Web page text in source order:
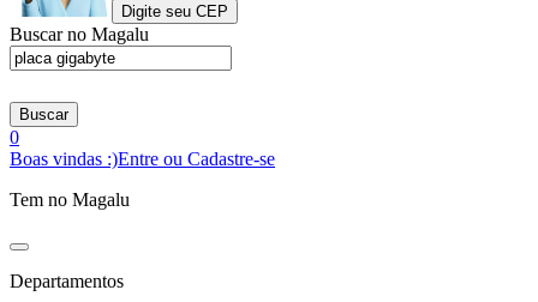
Digite seu CEP
Buscar no Magalu
Buscar
0
Boas vindas :)Entre ou Cadastre-se
Tem no Magalu
Departamentos